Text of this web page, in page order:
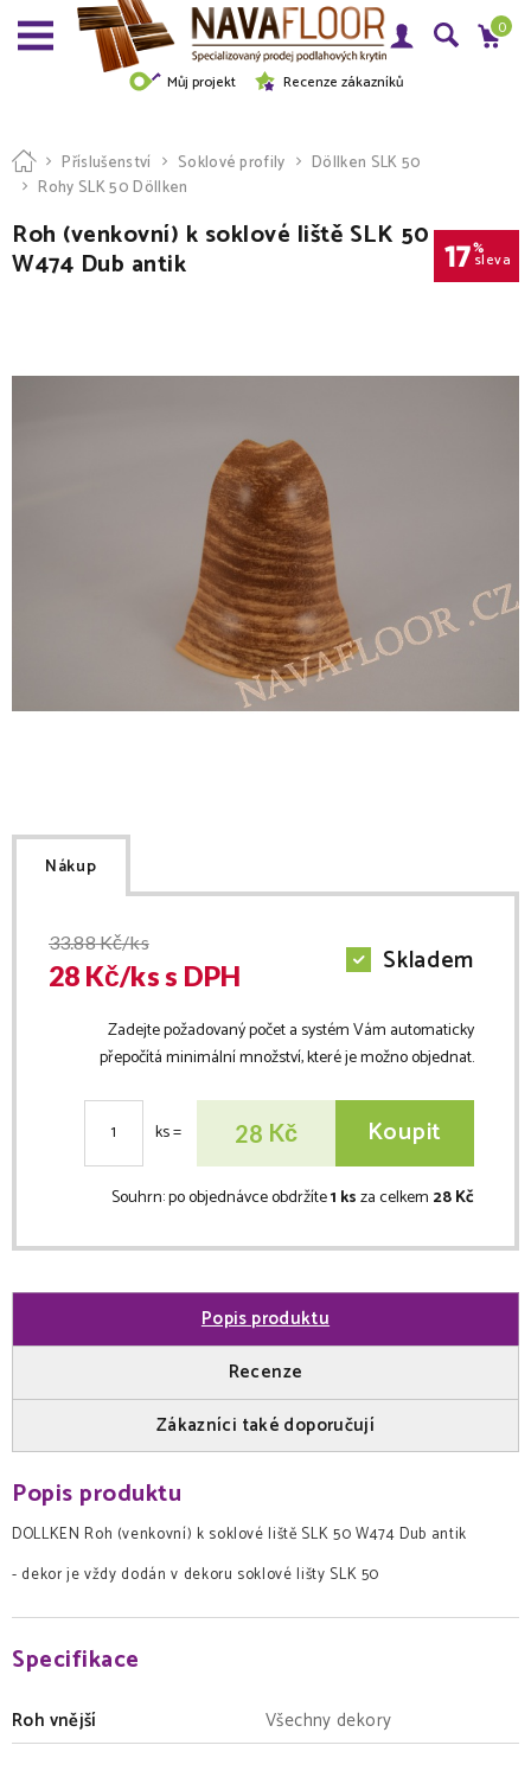
Můj projekt Recenze zákazníků
0
Příslušenství Soklové profily
Döllken SLK 50
Rohy SLK 50 Döllken
Roh (venkovní) k soklové liště SLK 50
W474 Dub antik 17%
sleva
Nákup
33.88Kč/ks
28 Kč/kss DPH Skladem
Zadejte požadovaný počet a systém Vám automaticky
přepočítá minimální množství, které je možno objednat.
ks= 28 Kč Koupit
Souhrn:po objednávce obdržíte1 ksza celkem 28 Kč
Popis produktu
Recenze
Zákazníci také doporučují
Popis produktu
DOLLKEN Roh (venkovní) k soklové liště SLK 50 W474 Dub antik
- dekor je vždy dodán v dekoru soklové lišty SLK 50
Specifikace
Roh vnější Všechny dekory